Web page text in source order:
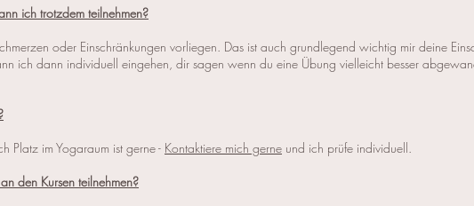
ich trotzdem teilnehmen?
oder Einschränkungen vorliegen. Das ist auch grundlegend wichtig mir deine
ich dann individuell eingehen, dir sagen wenn du eine Übung vielleicht besser
Platz im Yogaraum ist gerne - Kontaktiere mich gerne und ich prüfe individuell.
den Kursen teilnehmen?